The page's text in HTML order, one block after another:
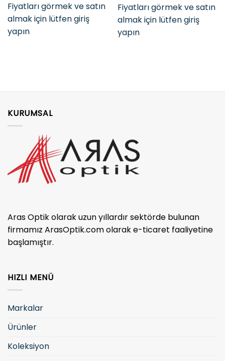
Fiyatları görmek ve satın
almak için lütfen giriş
yapın
Fiyatları görmek ve satın
almak için lütfen giriş
yapın
KURUMSAL
Aras Optik olarak uzun yıllardır sektörde bulunan
firmamız ArasOptik.com olarak e-ticaret faaliyetine
başlamıştır.
HIZLI MENÜ
Markalar
Ürünler
Koleksiyon